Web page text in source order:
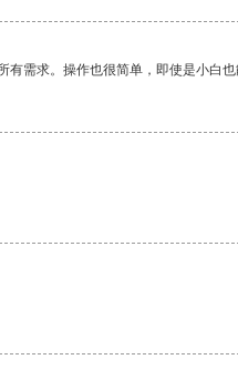
需求。操作也很简单，即使是小白也